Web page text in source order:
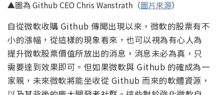
▲圖為 Github CEO Chris Wanstrath（圖片來源）
自從微軟收購 Github 傳聞出現以來，微軟的股票有不
小的漲幅，從這樣的現象看來，也可以視為有心人為
提升微軟股票價值所放出的消息，消息未必為真，只
需要達到效果即可。但如果微軟與 Github 的確成為一
家親，未來微軟將能坐收從 Github 而來的軟體資源，